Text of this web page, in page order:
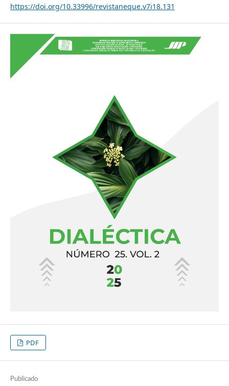
https://doi.org/10.33996/revistaneque.v7i18.131
PDF
Publicado